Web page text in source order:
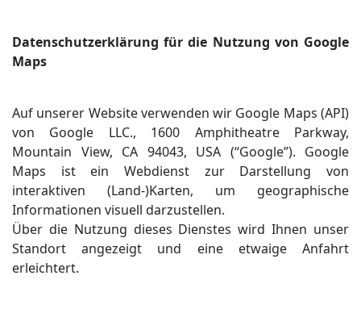
Datenschutzerklärung für die Nutzung von Google
Maps
Auf unserer Website verwenden wir Google Maps (API)
von Google LLC., 1600 Amphitheatre Parkway,
Mountain View, CA 94043, USA (“Google”). Google
Maps ist ein Webdienst zur Darstellung von
interaktiven (Land-)Karten, um geographische
Informationen visuell darzustellen.
Über die Nutzung dieses Dienstes wird Ihnen unser
Standort angezeigt und eine etwaige Anfahrt
erleichtert.